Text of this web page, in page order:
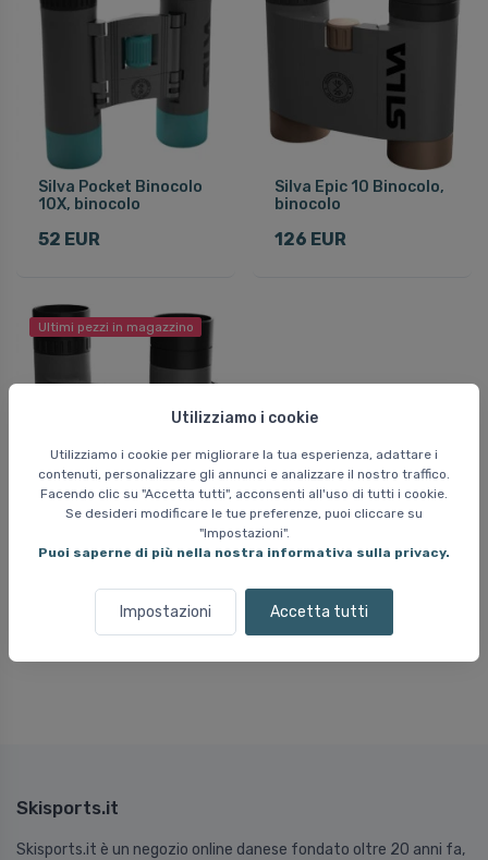
Utilizziamo i cookie
Utilizziamo i cookie per migliorare la tua esperienza, adattare i
contenuti, personalizzare gli annunci e analizzare il nostro traffico.
Facendo clic su "Accetta tutti", acconsenti all'uso di tutti i cookie.
Se desideri modificare le tue preferenze, puoi cliccare su
"Impostazioni".
Puoi saperne di più nella nostra informativa sulla privacy.
Impostazioni Accetta tutti
Silva Pocket Binocolo
10X, binocolo
52 EUR
Silva Epic 10 Binocolo,
binocolo
126 EUR
Ultimi pezzi in magazzino
Binocolo, binocolo
64 EUR
Skisports.it
Skisports.it è un negozio online danese fondato oltre 20 anni fa,